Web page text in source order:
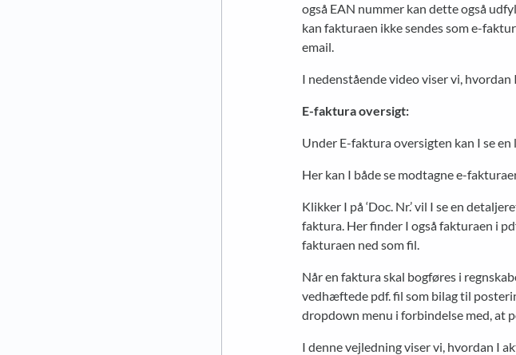
også EAN nummer kan dette også
kan fakturaen ikke sendes som e-
email.
I nedenstående video viser vi,
E-faktura oversigt:
Under E-faktura oversigten kan I se
Her kan I både se modtagne e-
Klikker I på ‘Doc. Nr.’ vil I se en
faktura. Her finder I også fakturaen i
fakturaen ned som fil.
Når en faktura skal bogføres i
vedhæftede pdf. fil som bilag til
dropdown menu i forbindelse med, at
I denne vejledning viser vi, hvordan I